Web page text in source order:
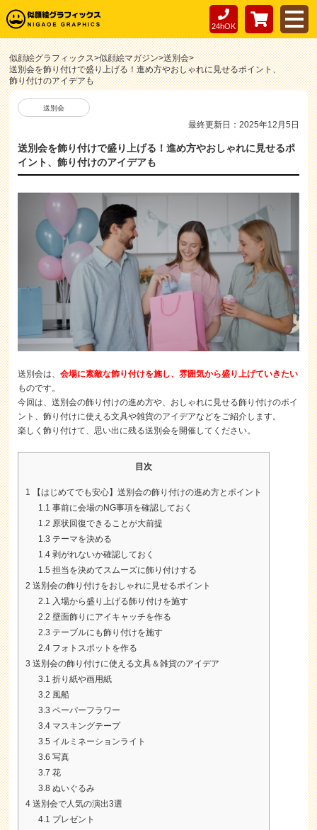
24hOK
似顔絵グラフィックス>似顔絵マガジン>送別会>
送別会を飾り付けで盛り上げる！進め方やおしゃれに見せるポイント、
飾り付けのアイデアも
送別会
最終更新日：2025年12月5日
送別会を飾り付けで盛り上げる！進め方やおしゃれに見せるポ
イント、飾り付けのアイデアも
送別会は、会場に素敵な飾り付けを施し、雰囲気から盛り上げていきたい
ものです。
今回は、送別会の飾り付けの進め方や、おしゃれに見せる飾り付けのポイ
ント、飾り付けに使える文具や雑貨のアイデアなどをご紹介します。
楽しく飾り付けて、思い出に残る送別会を開催してください。
目次
1
【はじめてでも安心】送別会の飾り付けの進め方とポイント
1.1 事前に会場のNG事項を確認しておく
1.2 原状回復できることが大前提
1.3 テーマを決める
1.4 剥がれないか確認しておく
1.5 担当を決めてスムーズに飾り付けする
2 送別会の飾り付けをおしゃれに見せるポイント
2.1 入場から盛り上げる飾り付けを施す
2.2 壁面飾りにアイキャッチを作る
2.3 テーブルにも飾り付けを施す
2.4 フォトスポットを作る
3 送別会の飾り付けに使える文具＆雑貨のアイデア
3.1 折り紙や画用紙
3.2 風船
3.3 ペーパーフラワー
3.4 マスキングテープ
3.5 イルミネーションライト
3.6 写真
3.7 花
3.8 ぬいぐるみ
4 送別会で人気の演出3選
4.1 プレゼント